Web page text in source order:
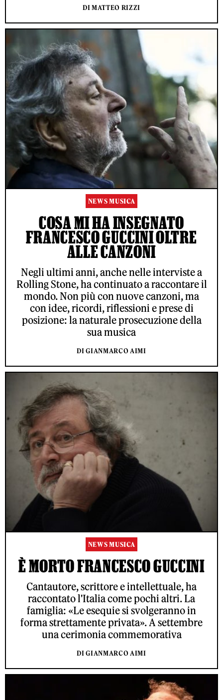
DI MATTEO RIZZI
NEWS MUSICA
COSA MI HA INSEGNATO
FRANCESCO GUCCINI OLTRE
ALLE CANZONI
Negli ultimi anni, anche nelle interviste a
Rolling Stone, ha continuato a raccontare il
mondo. Non più con nuove canzoni, ma
con idee, ricordi, riflessioni e prese di
posizione: la naturale prosecuzione della
sua musica
DI GIANMARCO AIMI
NEWS MUSICA
È MORTO FRANCESCO GUCCINI
Cantautore, scrittore e intellettuale, ha
raccontato l'Italia come pochi altri. La
famiglia: «Le esequie si svolgeranno in
forma strettamente privata». A settembre
una cerimonia commemorativa
DI GIANMARCO AIMI